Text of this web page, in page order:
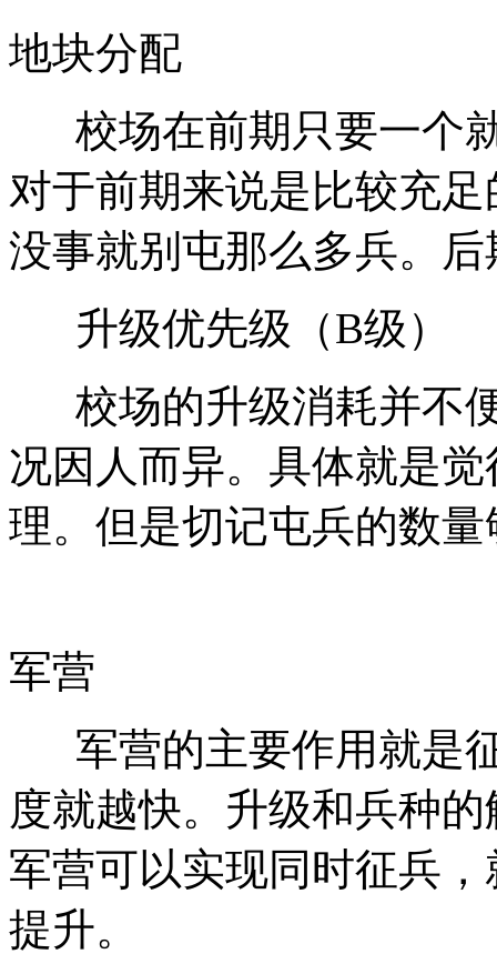
地块分配
校场在前期只要一个
对于前期来说是比较充
没事就别屯那么多兵。
升级优先级（B级）
校场的升级消耗并不
况因人而异。具体就是
理。但是切记屯兵的数
军营
军营的主要作用就是
度就越快。升级和兵种
军营可以实现同时征兵
提升。